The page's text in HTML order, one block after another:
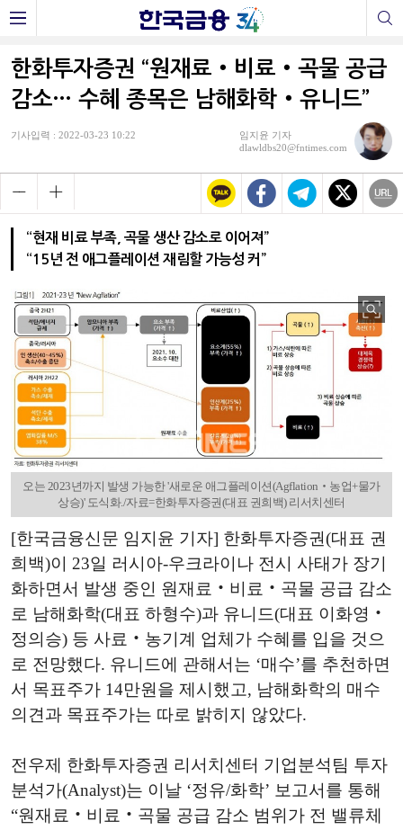
한화투자증권 “원재료‧비료‧곡물 공급
감소… 수혜 종목은 남해화학‧유니드”
기사입력 : 2022-03-23 10:22
임지윤 기자
dlawldbs20@fntimes.com
“현재 비료 부족, 곡물 생산 감소로 이어져”
“15년 전 애그플레이션 재림할 가능성 커”
오는 2023년까지 발생 가능한 '새로운 애그플레이션(Agflation‧농업+물가
상승)' 도식화./자료=한화투자증권(대표 권희백) 리서치센터
[한국금융신문 임지윤 기자] 한화투자증권(대표 권
희백)이 23일 러시아-우크라이나 전시 사태가 장기
화하면서 발생 중인 원재료‧비료‧곡물 공급 감소
로 남해화학(대표 하형수)과 유니드(대표 이화영‧
정의승) 등 사료‧농기계 업체가 수혜를 입을 것으
로 전망했다. 유니드에 관해서는 ‘매수’를 추천하면
서 목표주가 14만원을 제시했고, 남해화학의 매수
의견과 목표주가는 따로 밝히지 않았다.
전우제 한화투자증권 리서치센터 기업분석팀 투자
분석가(Analyst)는 이날 ‘정유/화학’ 보고서를 통해
“원재료‧비료‧곡물 공급 감소 범위가 전 밸류체